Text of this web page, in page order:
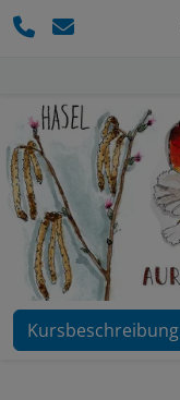
Kursbeschreibung